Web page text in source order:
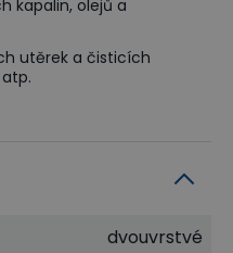
kapalin, olejů a
utěrek a čisticích
dvouvrstvé